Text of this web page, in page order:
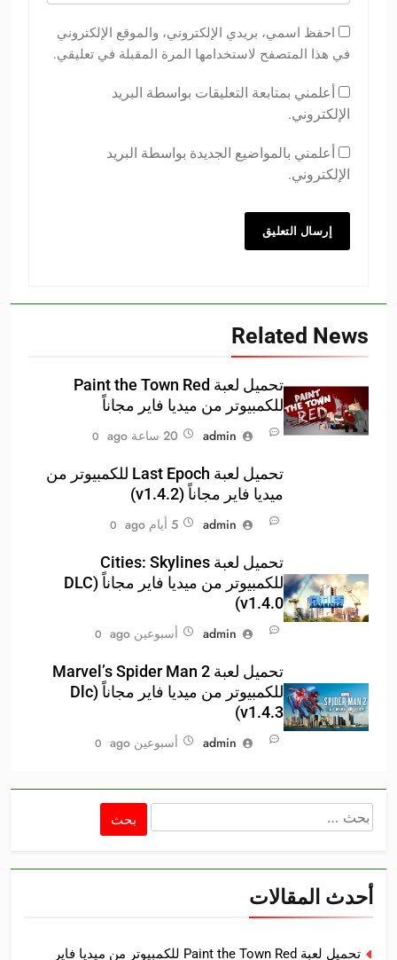
احفظ اسمي، بريدي الإلكتروني، والموقع الإلكتروني
في هذا المتصفح لاستخدامها المرة المقبلة في تعليقي.
أعلمني بمتابعة التعليقات بواسطة البريد
الإلكتروني.
أعلمني بالمواضيع الجديدة بواسطة البريد
الإلكتروني.
Related News
تحميل لعبة Paint the Town Red
للكمبيوتر من ميديا فاير مجاناً
admin
20 ساعة ago 0
تحميل لعبة Last Epoch للكمبيوتر من
ميديا فاير مجاناً (v1.4.2)
admin
5 أيام ago 0
تحميل لعبة Cities: Skylines
للكمبيوتر من ميديا فاير مجاناً (DLC
v1.4.0)
admin
أسبوعين ago 0
تحميل لعبة Marvel’s Spider Man 2
للكمبيوتر من ميديا فاير مجاناً (Dlc
v1.4.3)
admin
أسبوعين ago 0
البحث
عن:
أحدث المقالات
تحميل لعبة Paint the Town Red للكمبيوتر من ميديا فاير